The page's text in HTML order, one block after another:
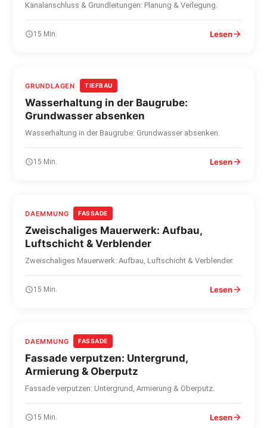
Kanalanschluss & Grundleitungen: Planung & Verlegung.
15 Min. Lesen
GRUNDLAGEN TIEFBAU
Wasserhaltung in der Baugrube:
Grundwasser absenken
Wasserhaltung in der Baugrube: Grundwasser absenken.
15 Min. Lesen
DAEMMUNG FASSADE
Zweischaliges Mauerwerk: Aufbau,
Luftschicht & Verblender
Zweischaliges Mauerwerk: Aufbau, Luftschicht & Verblender.
15 Min. Lesen
DAEMMUNG FASSADE
Fassade verputzen: Untergrund,
Armierung & Oberputz
Fassade verputzen: Untergrund, Armierung & Oberputz.
15 Min. Lesen